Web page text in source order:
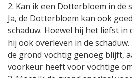
2. Kan ik een Dotterbloem in de
Ja, de Dotterbloem kan ook
schaduw. Hoewel hij het liefst in
hij ook overleven in de
de grond vochtig genoeg blijft,
voorkeur heeft voor vochtige